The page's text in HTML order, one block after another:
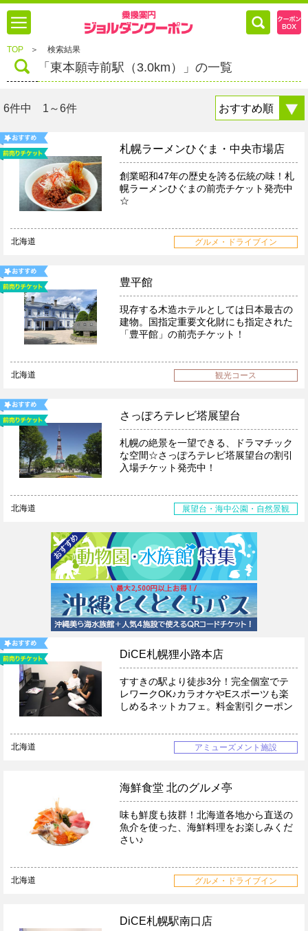
TOP ＞ 検索結果
「東本願寺前駅（3.0km）」の一覧
6件中 1～6件
札幌ラーメンひぐま・中央市場店
創業昭和47年の歴史を誇る伝統の味！札
幌ラーメンひぐまの前売チケット発売中
☆
北海道 グルメ・ドライブイン
豊平館
現存する木造ホテルとしては日本最古の
建物。国指定重要文化財にも指定された
「豊平館」の前売チケット！
北海道 観光コース
さっぽろテレビ塔展望台
札幌の絶景を一望できる、ドラマチック
な空間☆さっぽろテレビ塔展望台の割引
入場チケット発売中！
北海道 展望台・海中公園・自然景観
DiCE札幌狸小路本店
すすきの駅より徒歩3分！完全個室でテ
レワークOK♪カラオケやEスポーツも楽
しめるネットカフェ。料金割引クーポン
北海道 アミューズメント施設
海鮮食堂 北のグルメ亭
味も鮮度も抜群！北海道各地から直送の
魚介を使った、海鮮料理をお楽しみくだ
さい♪
北海道 グルメ・ドライブイン
DiCE札幌駅南口店